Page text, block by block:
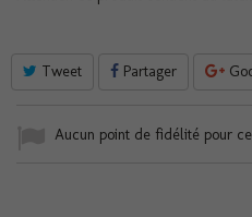
Tweet Partager
Aucun point de fidélité pour